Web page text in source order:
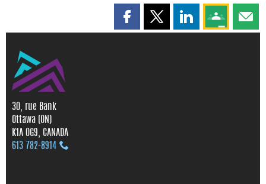
Partager cette page sur
Partager cette page sur X
Partager cette
Partagez
30, rue Bank
Ottawa (ON)
K1A 0G9, CANADA
613 782‑8914